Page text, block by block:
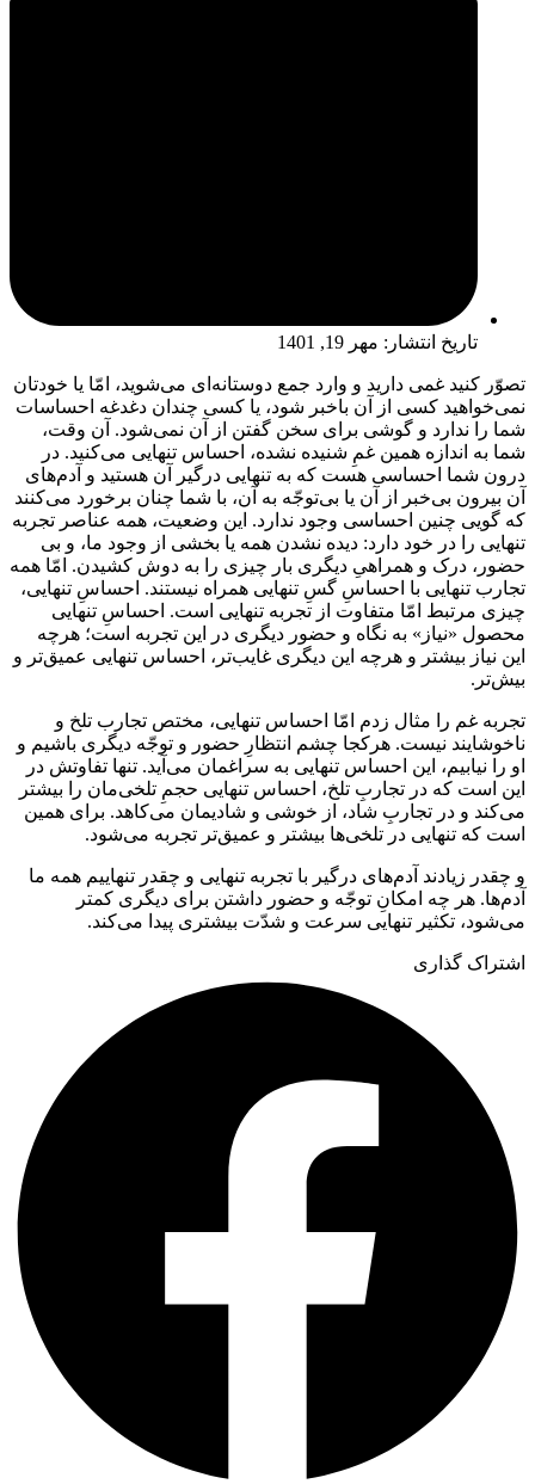
تاریخ انتشار: مهر 19, 1401
تصوّر کنید غمی دارید و وارد جمع دوستانه‌ای می‌شوید، امّا یا خودتان
نمی‌خواهید کسی از آن باخبر شود، یا کسی چندان دغدغه احساسات
شما را ندارد و گوشی برای سخن گفتن از آن نمی‌شود. آن وقت،
شما به اندازه همین غمِ شنیده نشده، احساس تنهایی می‌کنید. در
درون شما احساسی هست که به تنهایی درگیر آن هستید و آدم‌های
آن بیرون بی‌خبر از آن یا بی‌توجّه به آن، با شما چنان برخورد می‌کنند
که گویی چنین احساسی وجود ندارد. این وضعیت، همه عناصر تجربه
تنهایی را در خود دارد: دیده نشدن همه یا بخشی از وجود ما، و بی
حضور، درک و همراهیِ دیگری بار چیزی را به دوش کشیدن. امّا همه
تجارب تنهایی با احساسِ گسِ تنهایی همراه نیستند. احساسِ تنهایی،
چیزی مرتبط امّا متفاوت از تجربه تنهایی است. احساسِ تنهایی
محصول «نیاز» به نگاه و حضور دیگری در این تجربه است؛ هرچه
این نیاز بیشتر و هرچه این دیگری غایب‌تر، احساس تنهایی عمیق‌تر و
بیش‌تر.
تجربه غم را مثال زدم امّا احساس تنهایی، مختص تجارب تلخ و
ناخوشایند نیست. هرکجا چشم انتظارِ حضور و توجّه دیگری باشیم و
او را نیابیم، این احساس تنهایی به سراغمان می‌آید. تنها تفاوتش در
این است که در تجاربِ تلخ، احساس تنهایی حجمِ تلخی‌مان را بیشتر
می‌کند و در تجاربِ شاد، از خوشی و شادیمان می‌کاهد. برای همین
است که تنهایی در تلخی‌ها بیشتر و عمیق‌تر تجربه می‌شود.
و چقدر زیادند آدم‌های درگیر با تجربه تنهایی و چقدر تنهاییم همه ما
آدم‌ها. هر چه امکانِ توجّه و حضور داشتن برای دیگری کمتر
می‌شود، تکثیر تنهایی سرعت و شدّت بیشتری پیدا می‌کند.
اشتراک گذاری